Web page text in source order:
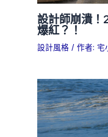
設計師崩潰
爆紅？！
設計風格 / 作者: 宅